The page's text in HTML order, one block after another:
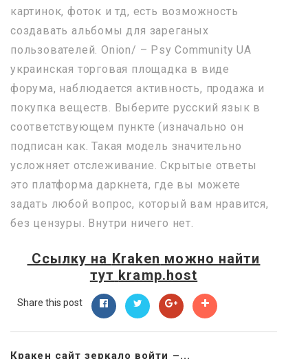
картинок, фоток и тд, есть возможность
создавать альбомы для зареганых
пользователей. Onion/ – Psy Community UA
украинская торговая площадка в виде
форума, наблюдается активность, продажа и
покупка веществ. Выберите русский язык в
соответствующем пункте (изначально он
подписан как. Такая модель значительно
усложняет отслеживание. Скрытые ответы
это платформа даркнета, где вы можете
задать любой вопрос, который вам нравится,
без цензуры. Внутри ничего нет.
Ссылку на Kraken можно найти
тут kramp.host
Share this post
Кракен сайт зеркало войти –...